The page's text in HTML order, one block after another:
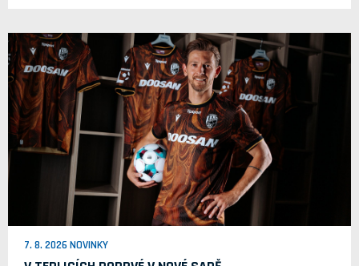
7. 8. 2026 NOVINKY